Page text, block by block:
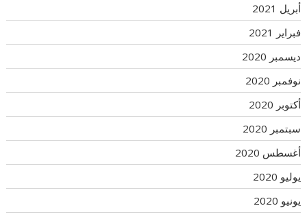
أبريل 2021
فبراير 2021
ديسمبر 2020
نوفمبر 2020
أكتوبر 2020
سبتمبر 2020
أغسطس 2020
يوليو 2020
يونيو 2020